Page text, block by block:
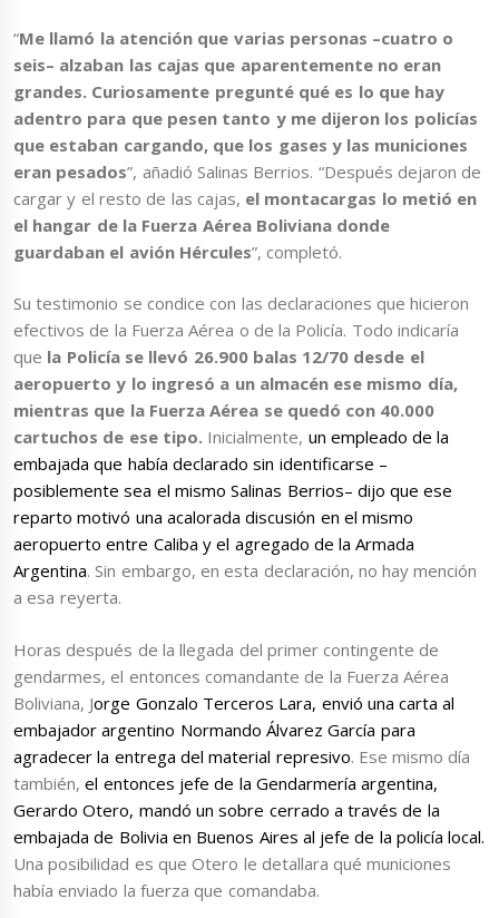
“Me llamó la atención que varias personas –cuatro o
seis– alzaban las cajas que aparentemente no eran
grandes. Curiosamente pregunté qué es lo que hay
adentro para que pesen tanto y me dijeron los policías
que estaban cargando, que los gases y las municiones
eran pesados”, añadió Salinas Berrios. “Después dejaron de
cargar y el resto de las cajas, el montacargas lo metió en
el hangar de la Fuerza Aérea Boliviana donde
guardaban el avión Hércules”, completó.
Su testimonio se condice con las declaraciones que hicieron
efectivos de la Fuerza Aérea o de la Policía. Todo indicaría
que la Policía se llevó 26.900 balas 12/70 desde el
aeropuerto y lo ingresó a un almacén ese mismo día,
mientras que la Fuerza Aérea se quedó con 40.000
cartuchos de ese tipo. Inicialmente, un empleado de la
embajada que había declarado sin identificarse –
posiblemente sea el mismo Salinas Berrios– dijo que ese
reparto motivó una acalorada discusión en el mismo
aeropuerto entre Caliba y el agregado de la Armada
Argentina. Sin embargo, en esta declaración, no hay mención
a esa reyerta.
Horas después de la llegada del primer contingente de
gendarmes, el entonces comandante de la Fuerza Aérea
Boliviana, Jorge Gonzalo Terceros Lara, envió una carta al
embajador argentino Normando Álvarez García para
agradecer la entrega del material represivo. Ese mismo día
también,el entonces jefe de la Gendarmería argentina,
Gerardo Otero, mandó un sobre cerrado a través de la
embajada de Bolivia en Buenos Aires al jefe de la policía local.
Una posibilidad es que Otero le detallara qué municiones
había enviado la fuerza que comandaba.